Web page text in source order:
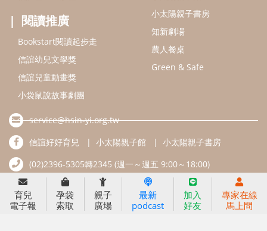
好好育兒
好孕袋
分齡育兒電子報
線上教養諮詢
出版服務
信誼基金出版社
閱讀推廣
Bookstart閱讀起步走
信誼幼兒文學獎
信誼兒童動畫獎
小袋鼠說故事劇團
知新劇場
農人餐桌
Green & Safe
育兒
電子報
孕袋
索取
親子
廣場
最新
podcast
加入
好友
專家在線
馬上問